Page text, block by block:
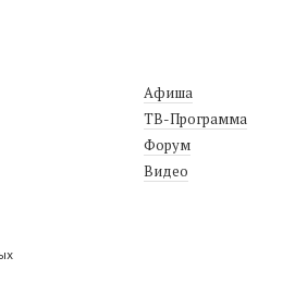
Афиша
ТВ-Программа
Форум
Видео